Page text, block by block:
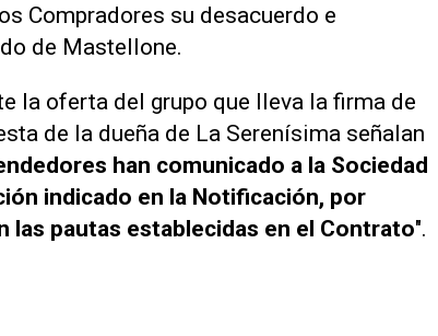
Compradores su desacuerdo e
de Mastellone.
la oferta del grupo que lleva la firma de
de la dueña de La Serenísima señalan
han comunicado a la Sociedad
indicado en la Notificación, por
las pautas establecidas en el Contrato".